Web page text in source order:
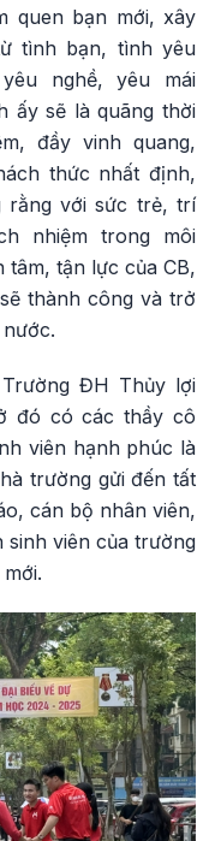
quen bạn mới, xây
tình bạn, tình yêu
nghề, yêu mái
ấy sẽ là quãng thời
đầy vinh quang,
thức nhất định,
rằng với sức trẻ, trí
nhiệm trong môi
tận lực của CB,
thành công và trở
ĐH Thủy lợi
đó có các thầy cô
viên hạnh phúc là
trường gửi đến tất
cán bộ nhân viên,
sinh viên của trường